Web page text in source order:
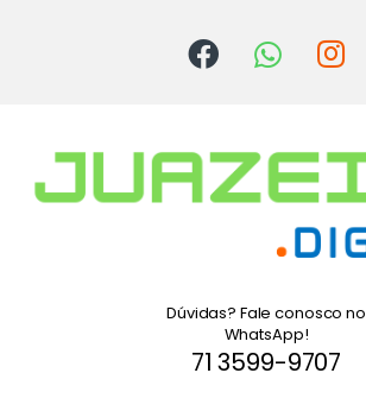
Dúvidas? Fale conosco no
WhatsApp!
71 3599-9707